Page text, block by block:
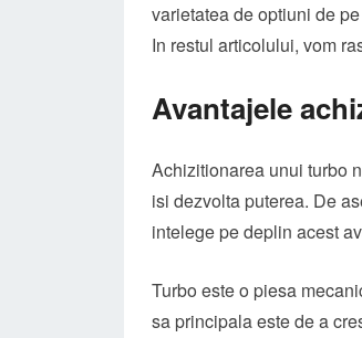
varietatea de optiuni de
In restul articolului, vom
Avantajele
Achizitionarea unui turbo
isi dezvolta puterea. De
intelege pe deplin acest
Turbo este o piesa
sa principala este de a